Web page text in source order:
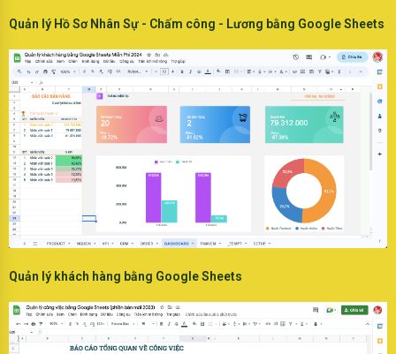
Quản lý Hồ Sơ Nhân Sự - Chấm công - Lương bằng Google Sheets
Quản lý khách hàng bằng Google Sheets